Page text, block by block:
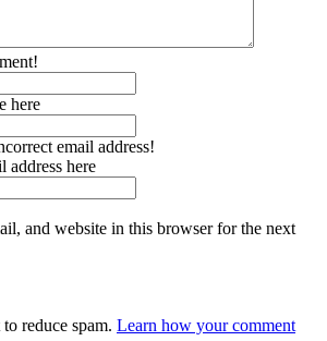
here
email address!
address here
and website in this browser for the next
reduce spam. Learn how your comment